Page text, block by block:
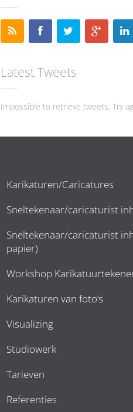
Latest Tweets
Impossible to retrieve tweets. Try
Karikaturen/Caricatures
Sneltekenaar/caricaturist
Sneltekenaar/caricaturist
papier)
Workshop
Karikaturen van foto’s
Visualizing
Studiowerk
Tarieven
Referenties